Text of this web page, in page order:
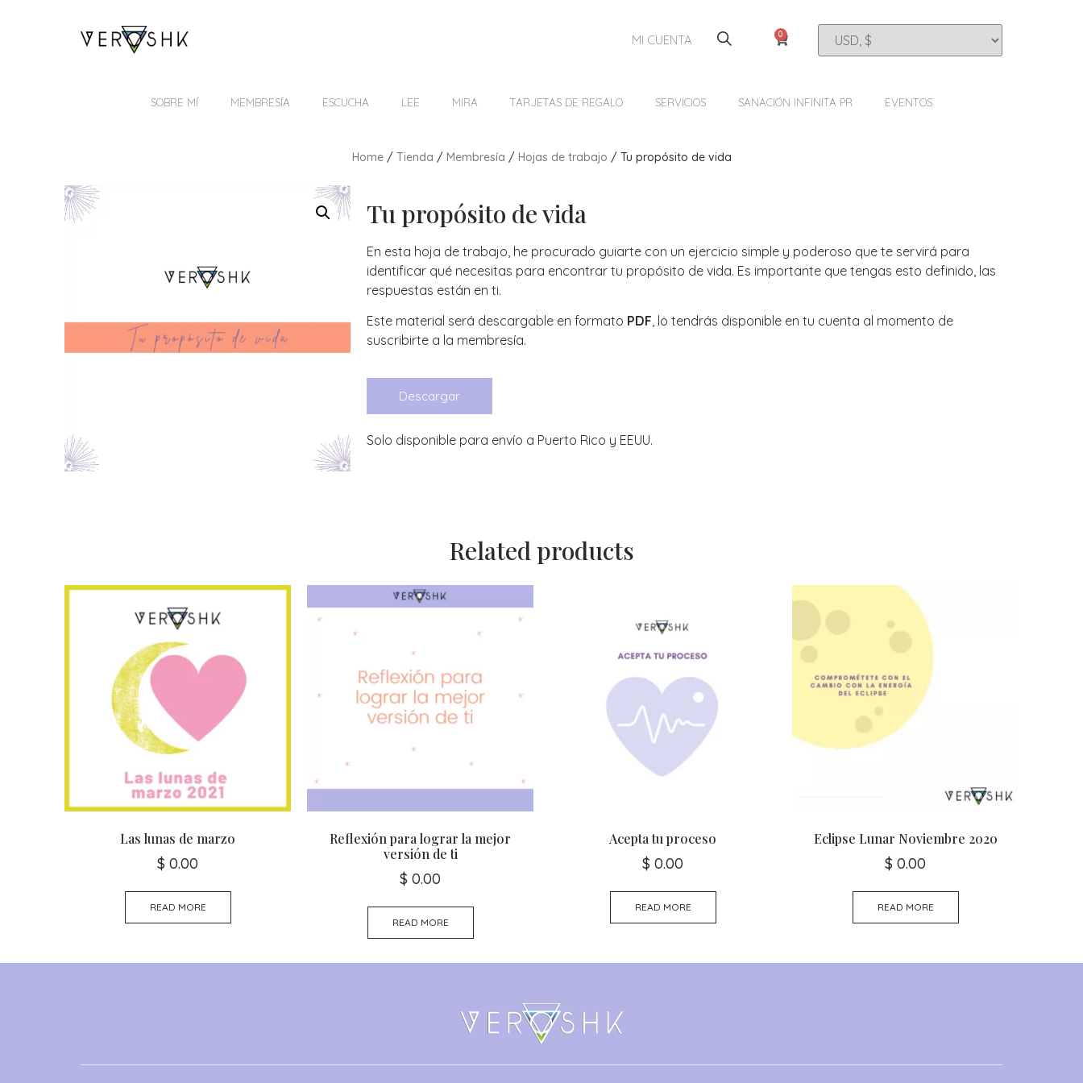
MI CUENTA 0
SOBRE MÍ MEMBRESÍA ESCUCHA LEE MIRA TARJETAS DE REGALO SERVICIOS SANACIÓN INFINITA PR EVENTOS
Home/ Tienda / Membresía / Hojas de trabajo / Tu propósito de vida
Tu propósito de vida
En esta hoja de trabajo, he procurado guiarte con un ejercicio simple y poderoso que te servirá para
identificar qué necesitas para encontrar tu propósito de vida. Es importante que tengas esto definido, las
respuestas están en ti.
Este material será descargable en formato PDF, lo tendrás disponible en tu cuenta al momento de
suscribirte a la membresía.
Descargar
Solo disponible para envío a Puerto Rico y EEUU.
Related products
Las lunas de marzo
$ 0.00
READ MORE
Reflexión para lograr la mejor
versión de ti
$ 0.00
READ MORE
Acepta tu proceso
$ 0.00
READ MORE
Eclipse Lunar Noviembre 2020
$ 0.00
READ MORE